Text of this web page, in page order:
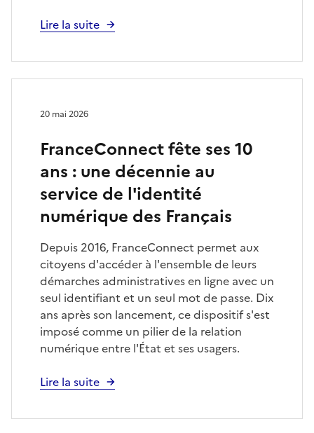
Lire la suite
20 mai 2026
FranceConnect fête ses 10
ans : une décennie au
service de l'identité
numérique des Français
Depuis 2016, FranceConnect permet aux
citoyens d'accéder à l'ensemble de leurs
démarches administratives en ligne avec un
seul identifiant et un seul mot de passe. Dix
ans après son lancement, ce dispositif s'est
imposé comme un pilier de la relation
numérique entre l'État et ses usagers.
Lire la suite